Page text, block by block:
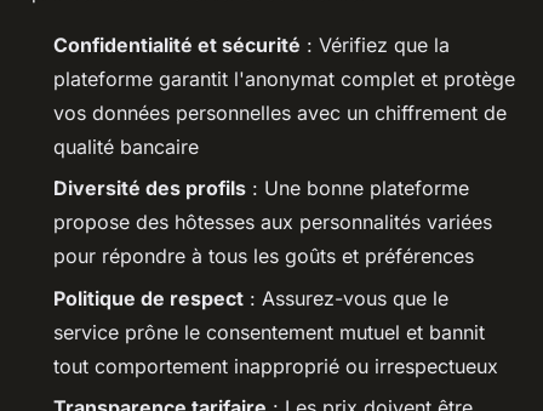
Confidentialité et sécurité : Vérifiez que la
plateforme garantit l'anonymat complet et protège
vos données personnelles avec un chiffrement de
qualité bancaire
Diversité des profils : Une bonne plateforme
propose des hôtesses aux personnalités variées
pour répondre à tous les goûts et préférences
Politique de respect : Assurez-vous que le
service prône le consentement mutuel et bannit
tout comportement inapproprié ou irrespectueux